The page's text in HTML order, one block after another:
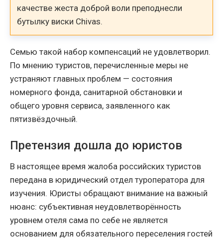
качестве жеста доброй воли преподнесли
бутылку виски Chivas.
Семью такой набор компенсаций не удовлетворил.
По мнению туристов, перечисленные меры не
устраняют главных проблем — состояния
номерного фонда, санитарной обстановки и
общего уровня сервиса, заявленного как
пятизвёздочный.
Претензия дошла до юристов
В настоящее время жалоба российских туристов
передана в юридический отдел туроператора для
изучения. Юристы обращают внимание на важный
нюанс: субъективная неудовлетворённость
уровнем отеля сама по себе не является
основанием для обязательного переселения гостей